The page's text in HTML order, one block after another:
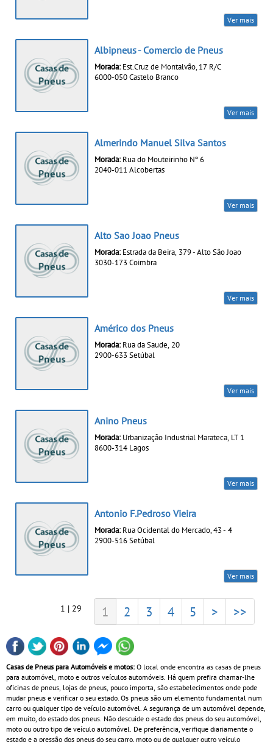
Ver mais
Albipneus - Comercio de Pneus
Morada: Est.Cruz de Montalvão, 17 R/C
6000-050 Castelo Branco
Ver mais
Almerindo Manuel Silva Santos
Morada: Rua do Mouteirinho Nº 6
2040-011 Alcobertas
Ver mais
Alto Sao Joao Pneus
Morada: Estrada da Beira, 379 - Alto São Joao
3030-173 Coimbra
Ver mais
Américo dos Pneus
Morada: Rua da Saude, 20
2900-633 Setúbal
Ver mais
Anino Pneus
Morada: Urbanização Industrial Marateca, LT 1
8600-314 Lagos
Ver mais
Antonio F.Pedroso Vieira
Morada: Rua Ocidental do Mercado, 43 - 4
2900-516 Setúbal
Ver mais
1 | 29 1 2 3 4 5 > >>
Casas de Pneus para Automóveis e motos: O local onde encontra as casas de pneus
para automóvel, moto e outros veículos automóveis. Há quem prefira chamar-lhe
oficinas de pneus, lojas de pneus, pouco importa, são estabelecimentos onde pode
mudar pneus e verificar o seu estado. Os pneus são um elemento fundamental num
carro ou qualquer tipo de veículo automóvel. A segurança de um automóvel depende,
em muito, do estado dos pneus. Não descuide o estado dos pneus do seu automóvel,
moto ou outro tipo de veículo automóvel. De preferência, verifique diariamente o
estado e a pressão dos pneus do seu carro, moto ou de qualquer outro veículo